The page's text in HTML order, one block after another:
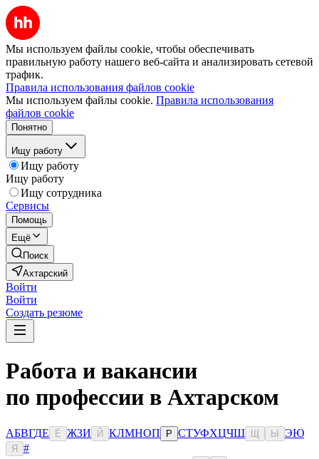
Мы используем файлы cookie, чтобы обеспечивать
правильную работу нашего веб-сайта и анализировать сетевой
трафик.
Правила использования файлов cookie
Мы используем файлы cookie. Правила использования
файлов cookie
Понятно
Ищу работу
Ищу работу
Ищу работу
Ищу сотрудника
Сервисы
Помощь
Ещё
Поиск
Ахтарский
Войти
Войти
Создать резюме
Работа и вакансии
по профессии в Ахтарском
АБВГДЕ Ё ЖЗИ Й КЛМНОП Р СТУФХЦЧШ Ы ЭЮ
Я
#